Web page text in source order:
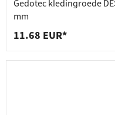
Gedotec kledingroede
mm
11.68 EUR*